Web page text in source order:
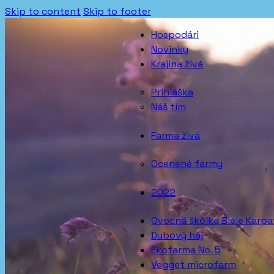
Skip to content Skip to footer
Hospodári
Novinky
Krajina živá
Prihláška
Náš tím
Farma živá
Ocenené farmy
2022
Ovocná škôlka Biele
Dubový háj
Ekofarma No. 5
Vegget microfarm